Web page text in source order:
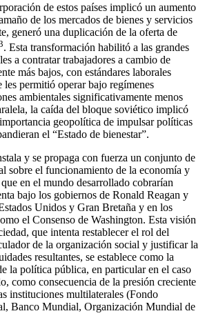
de estos países implicó un aumento
de los mercados de bienes y servicios
generó una duplicación de la oferta de
. Esta transformación habilitó a las grandes
a contratar trabajadores a cambio de
más bajos, con estándares laborales
les permitió operar bajo regímenes
ambientales significativamente menos
la caída del bloque soviético implicó
geopolítica de impulsar políticas
el “Estado de bienestar”.
y se propaga con fuerza un conjunto de
sobre el funcionamiento de la economía y
en el mundo desarrollado cobrarían
bajo los gobiernos de Ronald Reagan y
Unidos y Gran Bretaña y en los
el Consenso de Washington. Esta visión
que intenta restablecer el rol del
de la organización social y justificar la
resultantes, se establece como la
la política pública, en particular en el caso
como consecuencia de la presión creciente
instituciones multilaterales (Fondo
Banco Mundial, Organización Mundial de